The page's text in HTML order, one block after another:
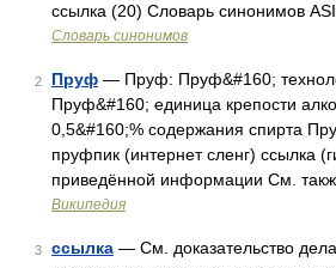
ссылка (20) Словарь синонимов
Словарь синонимов
2 Пруф — Пруф: Пруф&#160;
Пруф&#160; единица крепости
0,5&#160;% содержания спирта
пруфпик (интернет сленг) ссылка
приведённой информации См.
Википедия
3 ссылка — См. доказательство